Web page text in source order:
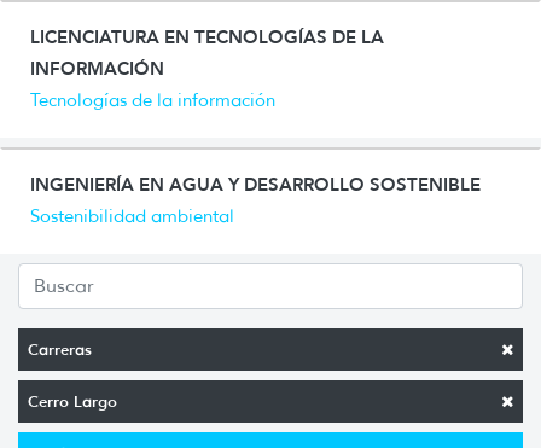
Carreras
Cerro Largo
LICENCIATURA EN TECNOLOGÍAS DE LA
INFORMACIÓN
Tecnologías de la información
INGENIERÍA EN AGUA Y DESARROLLO SOSTENIBLE
Sostenibilidad ambiental